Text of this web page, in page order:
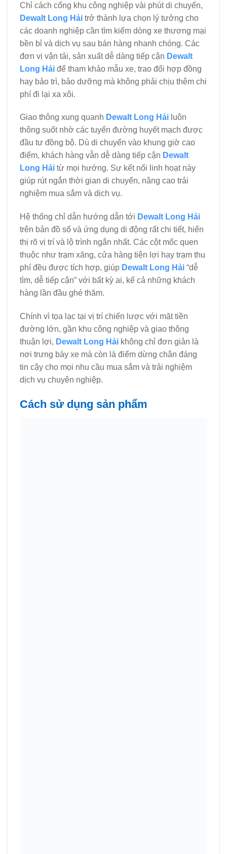
Chỉ cách cổng khu công nghiệp vài phút di chuyển,
Dewalt Long Hải trở thành lựa chọn lý tưởng cho
các doanh nghiệp cần tìm kiếm dòng xe thương mại
bền bỉ và dịch vụ sau bán hàng nhanh chóng. Các
đơn vị vận tải, sản xuất dễ dàng tiếp cận Dewalt
Long Hải để tham khảo mẫu xe, trao đổi hợp đồng
hay bảo trì, bảo dưỡng mà không phải chịu thêm chi
phí đi lại xa xôi.
Giao thông xung quanh Dewalt Long Hải luôn
thông suốt nhờ các tuyến đường huyết mạch được
đầu tư đồng bộ. Dù di chuyển vào khung giờ cao
điểm, khách hàng vẫn dễ dàng tiếp cận Dewalt
Long Hải từ mọi hướng. Sự kết nối linh hoạt này
giúp rút ngắn thời gian di chuyển, nâng cao trải
nghiệm mua sắm và dịch vụ.
Hệ thống chỉ dẫn hướng dẫn tới Dewalt Long Hải
trên bản đồ số và ứng dụng di động rất chi tiết, hiển
thị rõ vị trí và lộ trình ngắn nhất. Các cột mốc quen
thuộc như trạm xăng, cửa hàng tiện lợi hay trạm thu
phí đều được tích hợp, giúp Dewalt Long Hải “dễ
tìm, dễ tiếp cận” với bất kỳ ai, kể cả những khách
hàng lần đầu ghé thăm.
Chính vì tọa lạc tại vị trí chiến lược với mặt tiền
đường lớn, gần khu công nghiệp và giao thông
thuận lợi, Dewalt Long Hải không chỉ đơn giản là
nơi trưng bày xe mà còn là điểm dừng chân đáng
tin cậy cho mọi nhu cầu mua sắm và trải nghiệm
dịch vụ chuyên nghiệp.
Cách sử dụng sản phẩm